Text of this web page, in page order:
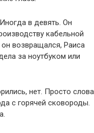
в девять. Он
кабельной
возвращался, Раиса
за ноутбуком или
нет. Просто слова
с горячей сковороды.